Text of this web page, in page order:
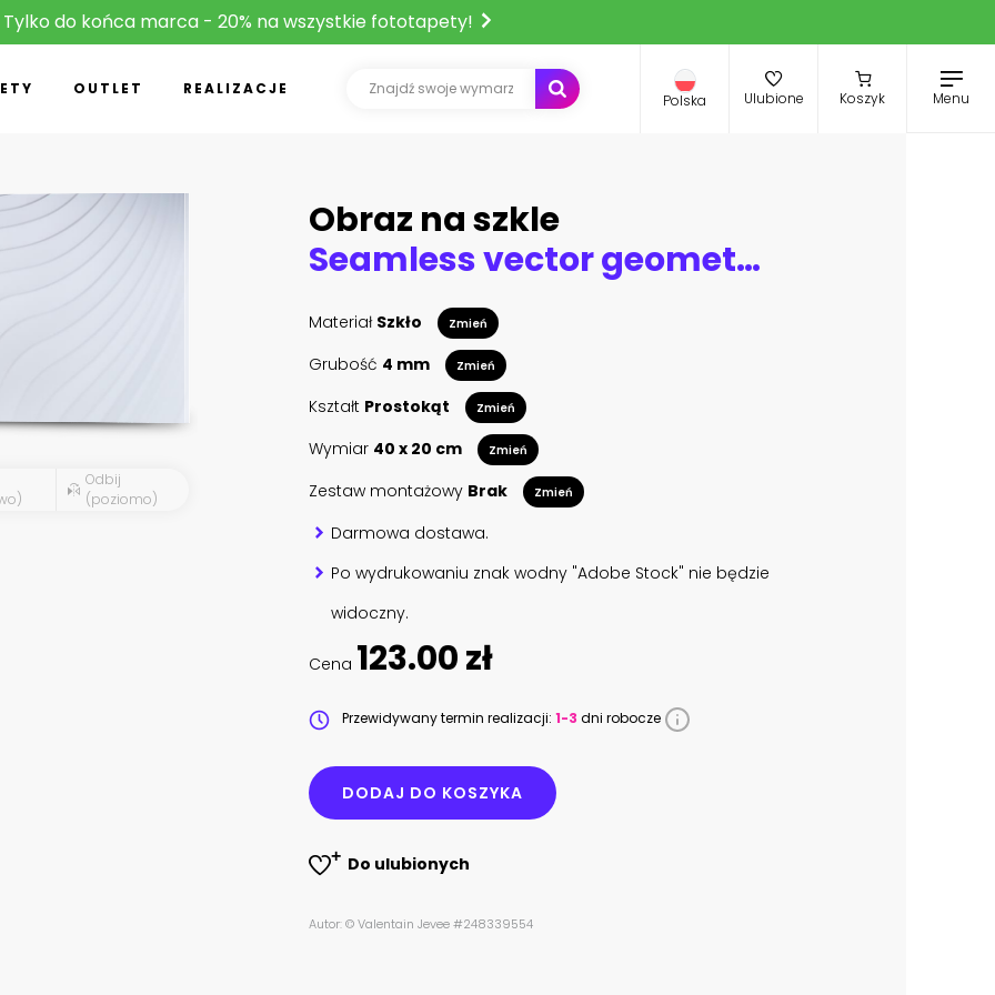
Tylko do końca marca - 20% na wszystkie fototapety!
OUTLET REALIZACJE
Polska Ulubione Koszyk Menu
Odbij
(poziomo)
Obraz na szkle
Seamless vector geometrical pattern, hand drawn decorative elements. Graphic design, drawing illustration. Print for fabric, textil, wallpaper, wrapping, packaging. Vintage retro old style background
Materiał Szkło Zmień
Grubość 4 mm Zmień
Kształt Prostokąt Zmień
Wymiar 40 x 20 cm Zmień
Zestaw montażowy Brak Zmień
Darmowa dostawa.
Po wydrukowaniu znak wodny "Adobe Stock" nie będzie
widoczny.
Cena 123.00 zł
Przewidywany termin realizacji: 1-3 dni robocze
DODAJ DO KOSZYKA
Do ulubionych
Autor: © Valentain Jevee #248339554